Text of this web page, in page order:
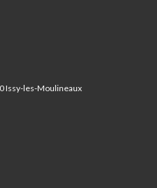
Issy-les-Moulineaux